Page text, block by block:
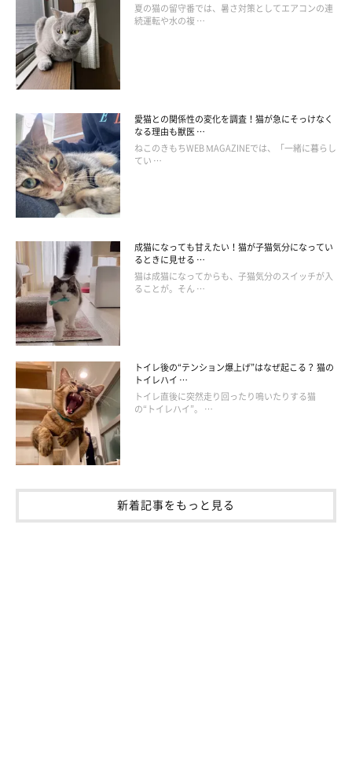
夏の猫の留守番では、暑さ対策としてエアコンの連
続運転や水の複 …
愛猫との関係性の変化を調査！猫が急にそっけなく
なる理由も獣医 …
ねこのきもちWEB MAGAZINEでは、「一緒に暮らし
てい …
成猫になっても甘えたい！猫が子猫気分になってい
るときに見せる …
猫は成猫になってからも、子猫気分のスイッチが入
ることが。そん …
トイレ後の“テンション爆上げ”はなぜ起こる？ 猫の
トイレハイ …
トイレ直後に突然走り回ったり鳴いたりする猫
の“トイレハイ”。 …
新着記事をもっと見る